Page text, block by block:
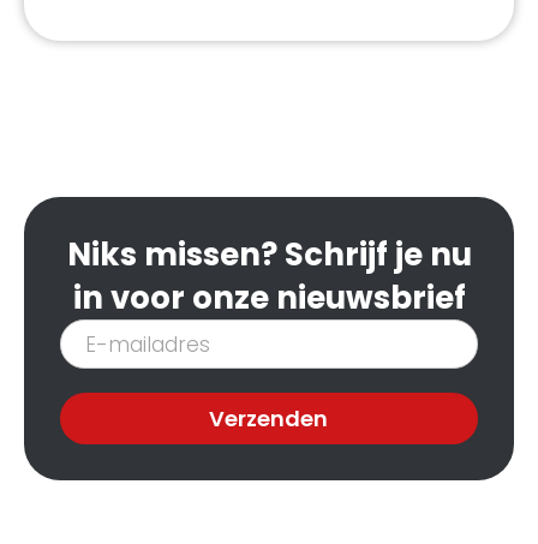
Niks missen? Schrijf je nu
in voor onze nieuwsbrief
Inschrijven
nieuwsbrief
Verzenden